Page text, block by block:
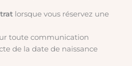
lorsque vous réservez une
toute communication
de la date de naissance